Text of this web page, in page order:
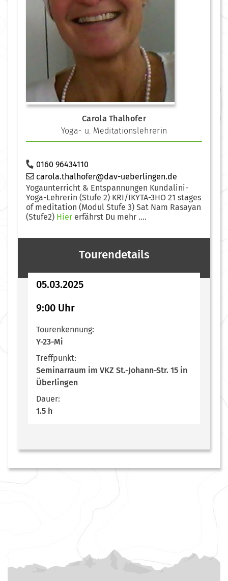
Carola Thalhofer
Yoga- u. Meditationslehrerin
0160 96434110
carola.thalhofer@dav-ueberlingen.de
Yogaunterricht & Entspannungen Kundalini-
Yoga-Lehrerin (Stufe 2) KRI/IKYTA-3HO 21 stages
of meditation (Modul Stufe 3) Sat Nam Rasayan
(Stufe2) Hier erfährst Du mehr ....
Tourendetails
05.03.2025
9:00 Uhr
Tourenkennung:
Y-23-Mi
Treffpunkt:
Seminarraum im VKZ St.-Johann-Str. 15 in
Überlingen
Dauer:
1.5 h